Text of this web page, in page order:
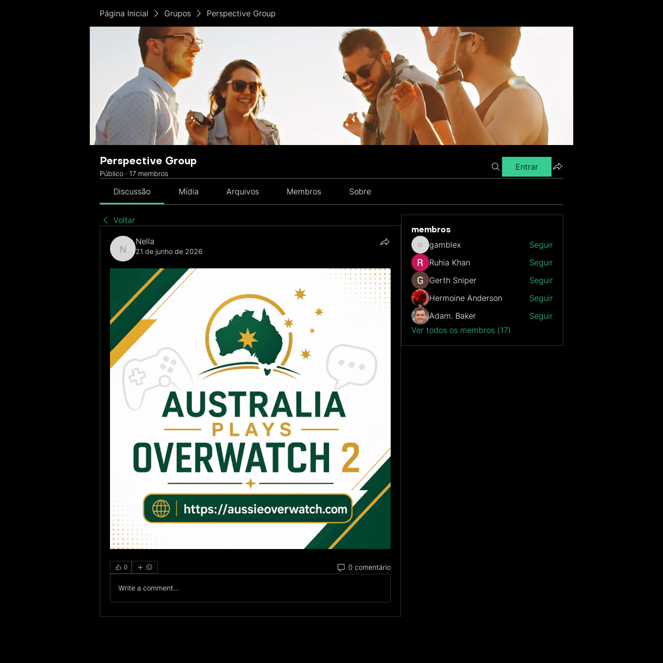
Página Inicial Grupos Perspective Group
Perspective Group
Público · 17 membros
Entrar
Discussão Mídia Arquivos Membros Sobre
Voltar
Nella
Nella
21 de junho de 2026
0 0 comentário
Write a comment...
membros
gamblex
gamblex
Seguir
Ruhia Khan
Seguir
Gerth Sniper
Seguir
Hermoine Anderson
Seguir
Adam. Baker
Seguir
Ver todos os membros (17)